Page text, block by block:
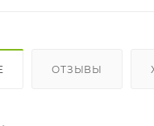
ОТЗЫВЫ